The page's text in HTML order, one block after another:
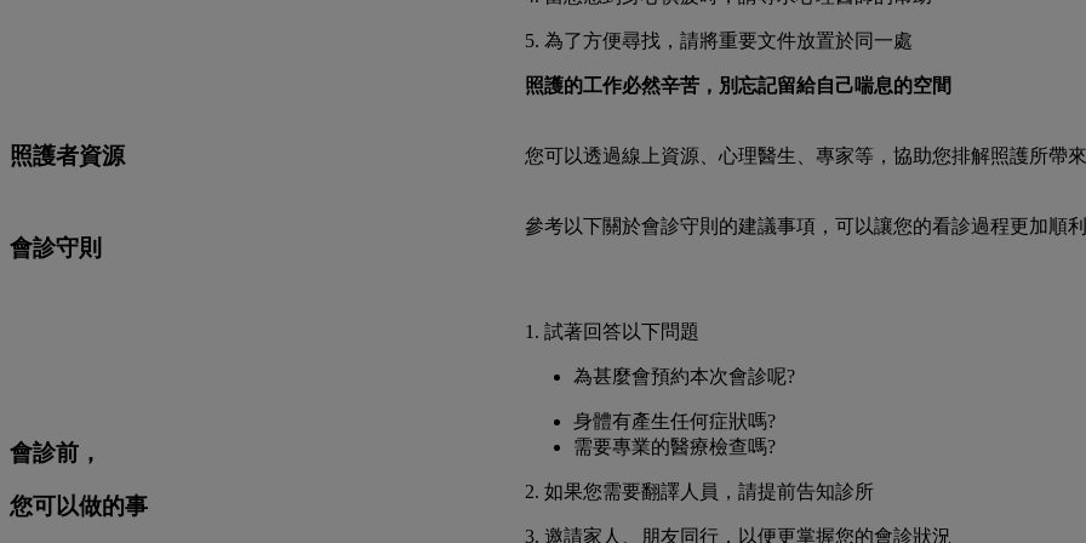
5. 為了方便尋找，請將重要文件放置於同一處
照護的工作必然辛苦，別忘記留給自己喘息的空間
照護者資源 您可以透過線上資源、心理醫生、專家等，協助您排解照護所帶
會診守則
參考以下關於會診守則的建議事項，可以讓您的看診過程更加順利
會診前，
您可以做的事
1. 試著回答以下問題
為甚麼會預約本次會診呢?
身體有產生任何症狀嗎?
需要專業的醫療檢查嗎?
2. 如果您需要翻譯人員，請提前告知診所
3. 邀請家人、朋友同行，以便更掌握您的會診狀況